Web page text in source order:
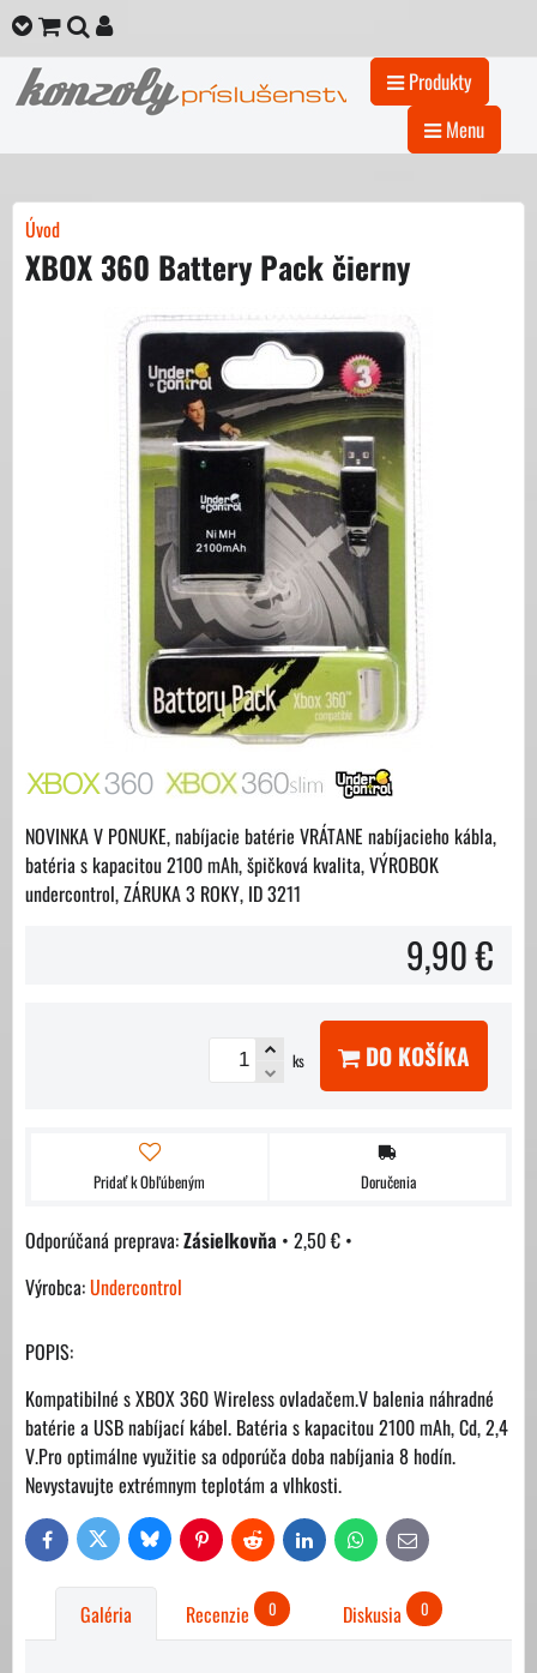
Produkty
Menu
Úvod
XBOX 360 Battery Pack čierny
NOVINKA V PONUKE, nabíjacie batérie VRÁTANE nabíjacieho kábla,
batéria s kapacitou 2100 mAh, špičková kvalita, VÝROBOK
undercontrol, ZÁRUKA 3 ROKY, ID 3211
9,90 €
ks DO KOŠÍKA
Pridať k Obľúbeným Doručenia
Zásielkovňa • 2,50 € •
Výrobca:Undercontrol
POPIS:
Kompatibilné s XBOX 360 Wireless ovladačem.V balenia náhradné
batérie a USB nabíjací kábel. Batéria s kapacitou 2100 mAh, Cd, 2,4
V.Pro optimálne využitie sa odporúča doba nabíjania 8 hodín.
Nevystavujte extrémnym teplotám a vlhkosti.
FacebookTwitter Bluesky PinterestReddit LinkedIn WhatsAppE-
mail
Galéria Recenzie 0 Diskusia 0